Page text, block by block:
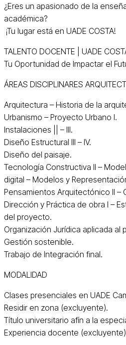
¿Eres un apasionado de la
académica?
¡Tu lugar está en UADE COSTA!
TALENTO DOCENTE | UADE
Tu Oportunidad de Impactar el
ÁREAS DISCIPLINARES
Arquitectura – Historia de la
Urbanismo – Proyecto Urbano I.
Instalaciones || – III.
Diseño Estructural III – IV.
Diseño del paisaje.
Tecnología Constructiva II –
digital – Modelos y
Pensamientos Arquitectónico II –
Dirección у Práctica de obra I –
del proyecto.
Organización Jurídica aplicada al
Gestión sostenible.
Trabajo de Integración final.
MODALIDAD
Clases presenciales en UADE
Residir en zona (excluyente).
Título universitario afín a la
Experiencia docente